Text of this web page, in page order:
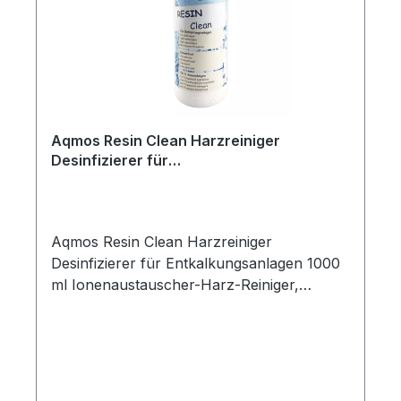
Aqmos Resin Clean Harzreiniger
Desinfizierer für
Aqmos Resin Clean Harzreiniger
Desinfizierer für Entkalkungsanlagen 1000
ml Ionenaustauscher-Harz-Reiniger,